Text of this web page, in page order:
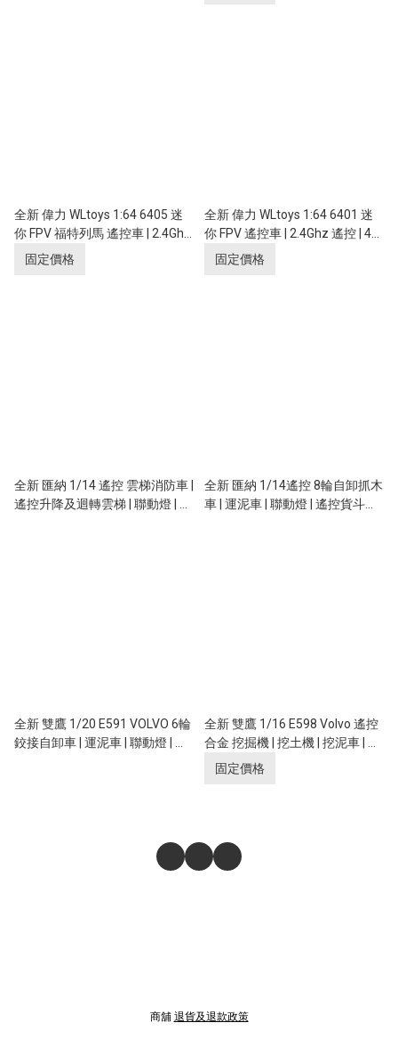
全新 偉力 WLtoys 1:64 6405 迷
你 FPV 福特列馬 遙控車 | 2.4Ghz
遙控 | 4輪驅動 | 實時傳送影像
固定價格
全新 偉力 WLtoys 1:64 6401 迷
你 FPV 遙控車 | 2.4Ghz 遙控 | 4輪
驅動 | 實時傳送影像
固定價格
全新 匯納 1/14 遙控 雲梯消防車 |
遙控升降及迴轉雲梯 | 聯動燈 | 消
全新 匯納 1/14遙控 8輪自卸抓木
車 | 運泥車 | 聯動燈 | 遙控貨斗升
全新 雙鷹 1/20 E591 VOLVO 6輪
鉸接自卸車 | 運泥車 | 聯動燈 | 遙
全新 雙鷹 1/16 E598 Volvo 遙控
合金 挖掘機 | 挖土機 | 挖泥車 | 全
比例控制 | 富豪汽車授權
固定價格
商舖 退貨及退款政策